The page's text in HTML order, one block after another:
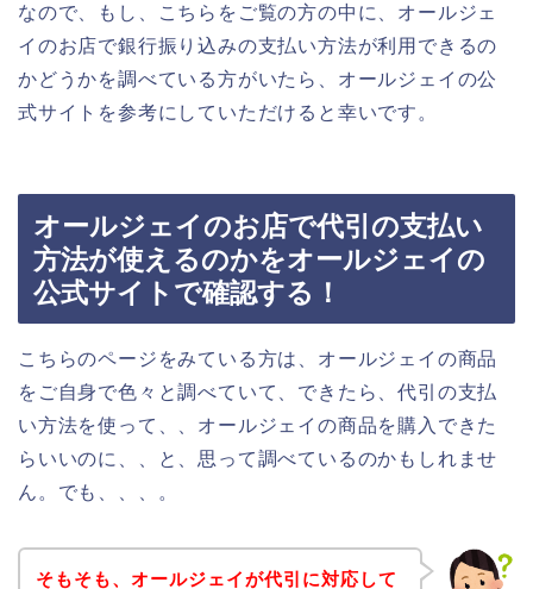
なので、もし、こちらをご覧の方の中に、オールジェ
イのお店で銀行振り込みの支払い方法が利用できるの
かどうかを調べている方がいたら、オールジェイの公
式サイトを参考にしていただけると幸いです。
オールジェイのお店で代引の支払い
方法が使えるのかをオールジェイの
公式サイトで確認する！
こちらのページをみている方は、オールジェイの商品
をご自身で色々と調べていて、できたら、代引の支払
い方法を使って、、オールジェイの商品を購入できた
らいいのに、、と、思って調べているのかもしれませ
ん。でも、、、。
そもそも、オールジェイが代引に対応して